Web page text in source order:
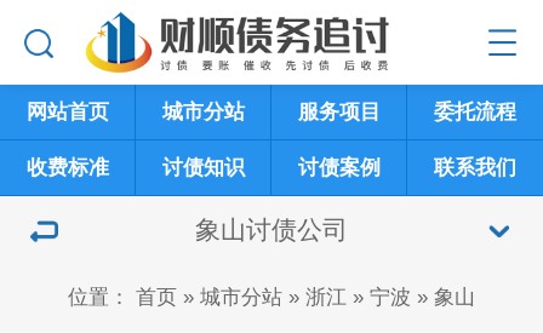
网站首页 城市分站 服务项目 委托流程
收费标准 讨债知识 讨债案例 联系我们
象山讨债公司
位置： 首页 » 城市分站 » 浙江 » 宁波 » 象山